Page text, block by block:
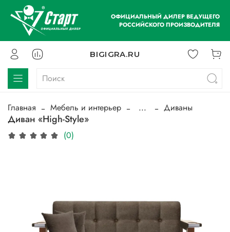
ОФИЦИАЛЬНЫЙ ДИЛЕР ВЕДУЩЕГО
РОССИЙСКОГО ПРОИЗВОДИТЕЛЯ
BIGIGRA.RU
Главная Мебель и интерьер ... Диваны
Диван «High-Style»
(0)